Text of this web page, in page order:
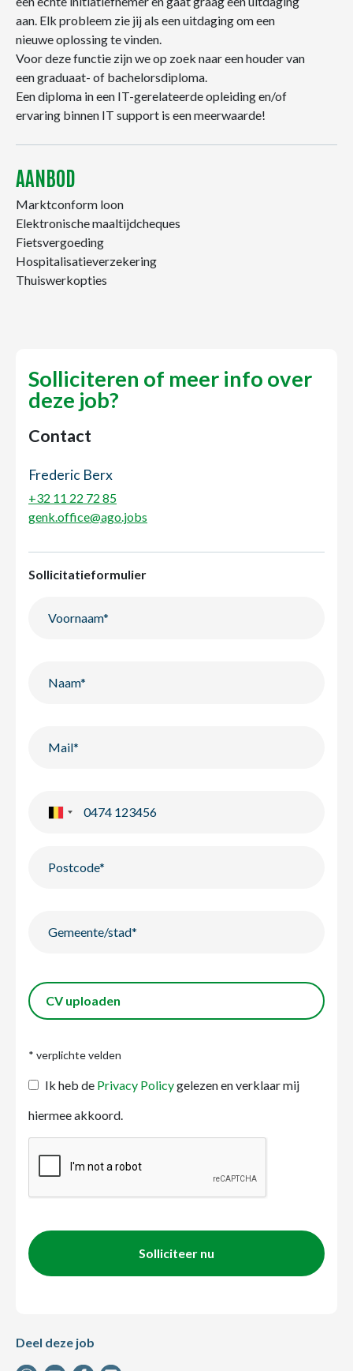
aan. Elk probleem zie jij als een uitdaging om een
nieuwe oplossing te vinden.
Voor deze functie zijn we op zoek naar een houder van
een graduaat- of bachelorsdiploma.
Een diploma in een IT-gerelateerde opleiding en/of
ervaring binnen IT support is een meerwaarde!
AANBOD
Marktconform loon
Elektronische maaltijdcheques
Fietsvergoeding
Hospitalisatieverzekering
Thuiswerkopties
Solliciteren of meer info over
deze job?
Contact
Frederic Berx
+32 11 22 72 85
genk.office@ago.jobs
Sollicitatieformulier
CV uploaden
* verplichte velden
Ik heb de Privacy Policygelezen en verklaar mij
hiermee akkoord.
Solliciteer nu
Deel deze job